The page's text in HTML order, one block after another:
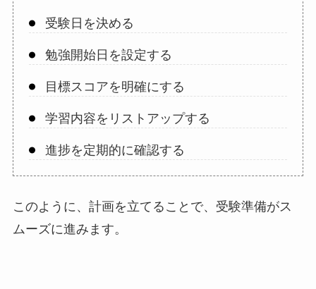
受験日を決める
勉強開始日を設定する
目標スコアを明確にする
学習内容をリストアップする
進捗を定期的に確認する
このように、計画を立てることで、受験準備がス
ムーズに進みます。